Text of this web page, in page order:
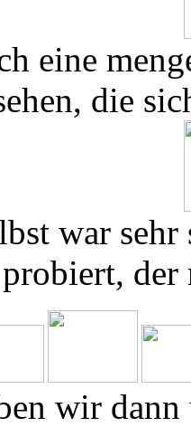
eine
die
war sehr
der
wir dann